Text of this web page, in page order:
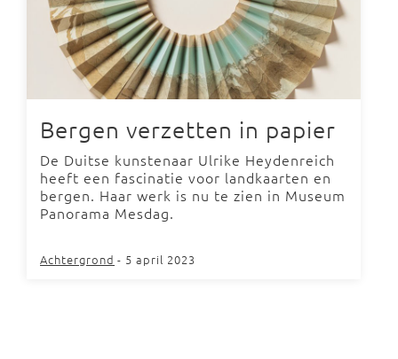
Bergen verzetten in papier
De Duitse kunstenaar Ulrike Heydenreich
heeft een fascinatie voor landkaarten en
bergen. Haar werk is nu te zien in Museum
Panorama Mesdag.
Achtergrond - 5 april 2023